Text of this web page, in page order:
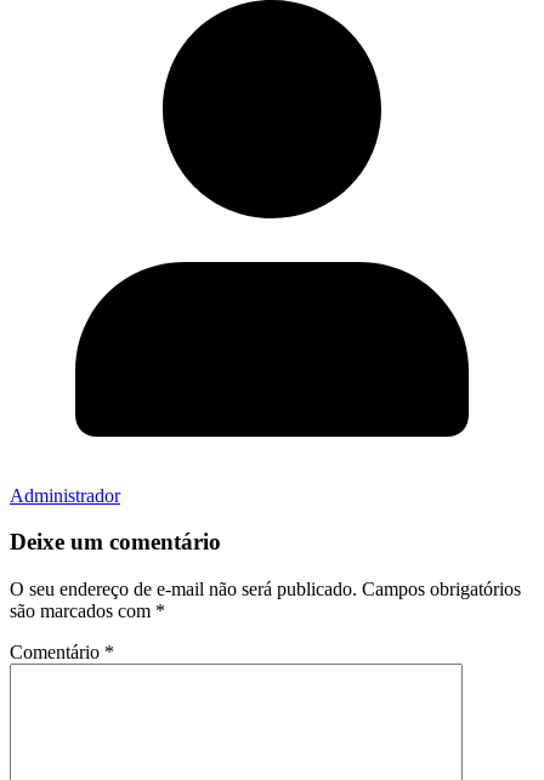
Administrador
Deixe um comentário
O seu endereço de e-mail não será publicado. Campos obrigatórios
são marcados com *
Comentário *